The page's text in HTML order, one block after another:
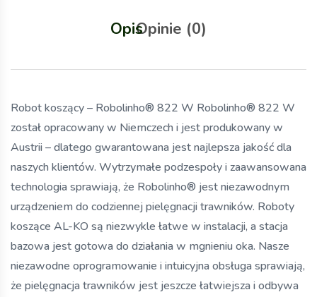
OpisOpinie (0)
Robot koszący – Robolinho® 822 W Robolinho® 822 W
został opracowany w Niemczech i jest produkowany w
Austrii – dlatego gwarantowana jest najlepsza jakość dla
naszych klientów. Wytrzymałe podzespoły i zaawansowana
technologia sprawiają, że Robolinho® jest niezawodnym
urządzeniem do codziennej pielęgnacji trawników. Roboty
koszące AL-KO są niezwykle łatwe w instalacji, a stacja
bazowa jest gotowa do działania w mgnieniu oka. Nasze
niezawodne oprogramowanie i intuicyjna obsługa sprawiają,
że pielęgnacja trawników jest jeszcze łatwiejsza i odbywa